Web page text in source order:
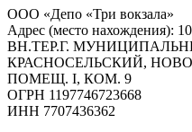
ООО «Депо «Три вокзала»
Адрес (место
ВН.ТЕР.Г.
КРАСНОСЕЛЬСКИЙ,
ПОМЕЩ. I, КОМ. 9
ОГРН 1197746723668
ИНН 7707436362